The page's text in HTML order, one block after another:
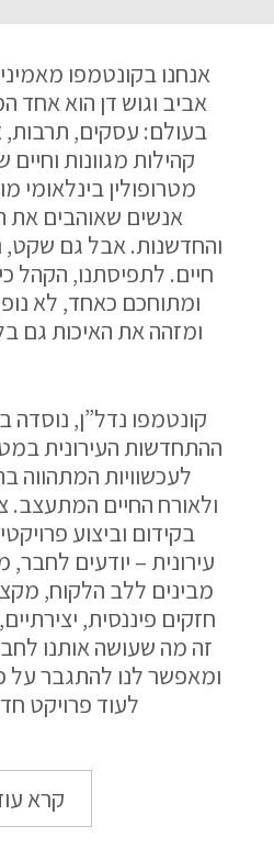
אנחנו בקונטמפו
אביב וגוש דן הוא אחד
בעולם: עסקים, תרבות,
מטרופולין בינלאומי
אנשים שאוהבים את
והחדשנות. אבל גם שקט,
חיים. לתפיסתנו, הקהל
ומתוחכם כאחד, לא
ומזהה את האיכות גם
קונטמפו נדל”ן,
ההתחדשות העירונית
לעכשוויות המתהווה
ולאורח החיים המתעצב.
בקידום וביצוע
עירונית – יודעים
מבינים ללב הלקוח,
חזקים פיננסית,
זה מה שעושה אותנו
ומאפשר לנו להתגבר על
לעוד פרויקט
קרא